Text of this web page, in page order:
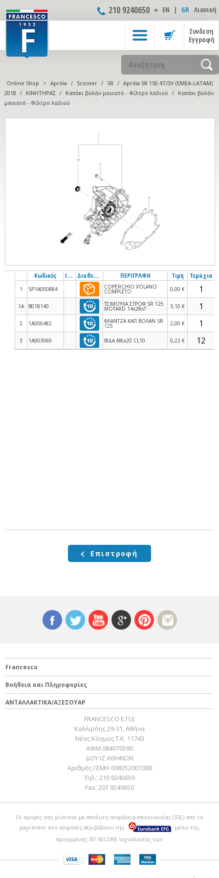
210 9240650 ΕΝ | GR Λιανική
Συνδεση
Εγγραφή
Online Shop > Aprilia / Scooter / SR / Aprilia SR 150 4T/3V (EMEA-LATAM)
2018 / ΚΙΝΗΤΗΡΑΣ / Καπάκι βολάν μανιατό - Φίλτρο λαδιού / Καπάκι βολάν
μανιατό - Φίλτρο λαδιού
Κωδικός Info Διαθεσιμότητα ΠΕΡΙΓΡΑΦΗ Τιμή Τεμάχια
1 SP1A000884 COPERCHIO VOLANO
COMPLETO 0,00 €
1A B018140 ΤΣΙΜΟΥΧΑ ΣΤΡΟΦ SR 125
MOTARD 14x28x7 3,10 €
2 1A006482 ΦΛΑΝΤΖΑ ΚΑΠ ΒΟΛΑΝ SR
125 2,00 €
3 1A003060 ΒΙΔΑ M6x20 CL10 0,22 €
Επιστροφή
Francesco
Βοήθεια και Πληροφορίες
ΑΝΤΑΛΛΑΚΤΙΚΑ/ΑΞΕΣΟΥΑΡ
FRANCESCO Ε.Π.Ε
Καλλιρόης 29-31, Αθήνα
Νέος Κόσμος Τ.Κ. 11743
ΑΦΜ 084070590
ΔΟΥ ΙΖ ΑΘΗΝΩΝ
Αριθμός ΓΕΜΗ 008352001000
Τηλ.: 210 9240650
Fax: 201 9240650
Οι αγορές σας γίνονται με απόλυτη ασφάλεια επικοινωνίας (SSL) από το
paycenter στο ασφαλές περιβάλλον της
μέσω της
προηγμένης 3D-SECURE τεχνολογίας των